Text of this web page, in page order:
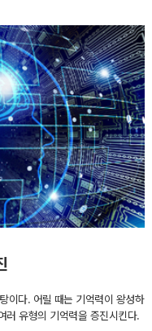
이다. 어릴 때는 기억력이 왕성하
러 유형의 기억력을 증진시킨다.